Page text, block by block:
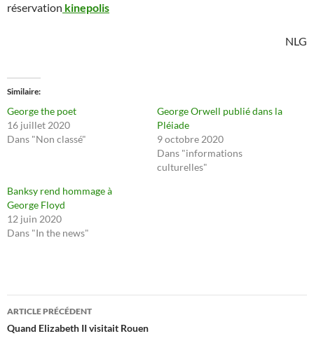
réservation kinepolis
NLG
Similaire
George the poet
16 juillet 2020
Dans "Non classé"
George Orwell publié dans la
Pléiade
9 octobre 2020
Dans "informations
culturelles"
Banksy rend hommage à
George Floyd
12 juin 2020
Dans "In the news"
Navigation
des
ARTICLE PRÉCÉDENT
Quand Elizabeth II visitait Rouen